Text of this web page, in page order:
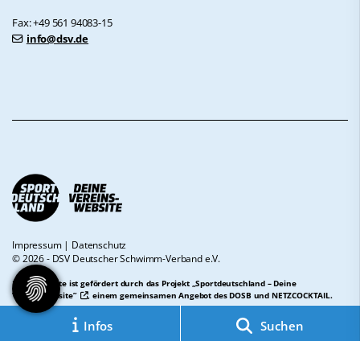
Infos Suchen
Fax: +49 561 94083-15
info@dsv.de
Impressum| Datenschutz
© 2026 - DSV Deutscher Schwimm-Verband e.V.
Diese Website ist gefördert durch das Projekt „Sportdeutschland – Deine
Vereinswebsite”
, einem gemeinsamen Angebot des DOSB und NETZCOCKTAIL.